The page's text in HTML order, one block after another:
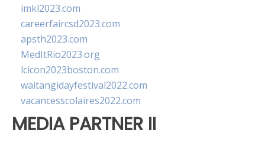
imkl2023.com
careerfaircsd2023.com
apsth2023.com
MedItRio2023.org
lcicon2023boston.com
waitangidayfestival2022.com
vacancesscolaires2022.com
MEDIA PARTNER II